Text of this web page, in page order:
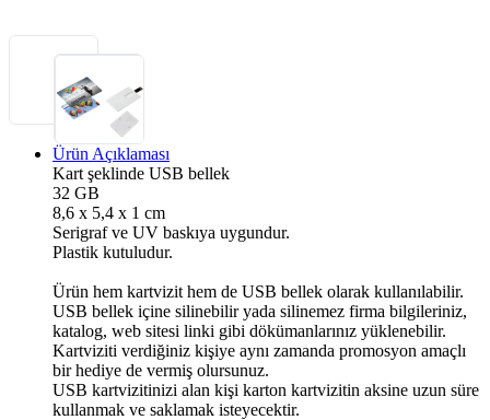
Ürün Açıklaması
Kart şeklinde USB bellek
32 GB
8,6 x 5,4 x 1 cm
Serigraf ve UV baskıya uygundur.
Plastik kutuludur.
Ürün hem kartvizit hem de USB bellek olarak kullanılabilir.
USB bellek içine silinebilir yada silinemez firma bilgileriniz,
katalog, web sitesi linki gibi dökümanlarınız yüklenebilir.
Kartviziti verdiğiniz kişiye aynı zamanda promosyon amaçlı
bir hediye de vermiş olursunuz.
USB kartvizitinizi alan kişi karton kartvizitin aksine uzun süre
kullanmak ve saklamak isteyecektir.